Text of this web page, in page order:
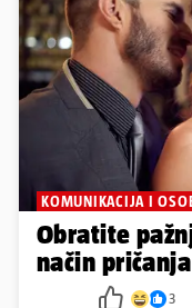
KOMUNIKACIJA I
Obratite
način
3